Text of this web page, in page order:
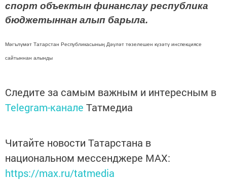
спорт объектын финанслау республика
бюджетыннан алып барыла.
Мәгълүмәт Татарстан Республикасының Дәүләт төзелешен күзәтү инспекциясе
сайтыннан алынды
Следите за самым важным и интересным в
Telegram-канале Татмедиа
Читайте новости Татарстана в
национальном мессенджере MАХ:
https://max.ru/tatmedia